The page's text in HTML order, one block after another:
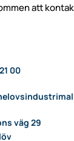
att
00
väg 29